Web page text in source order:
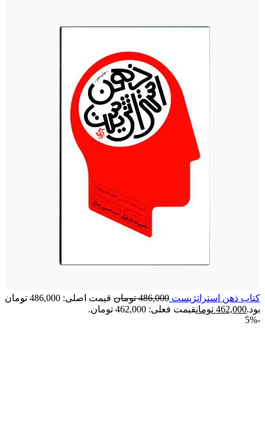
کتاب ذهن استراتژیست 486,000 تومان
قیمت اصلی: 486,000 تومان
بود.462,000 تومانقیمت فعلی: 462,000 تومان.
-5%